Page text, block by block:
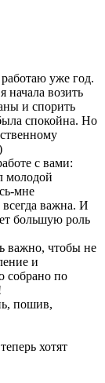
уже год.
начала возить
и спорить
спокойна. Но
с вами:
молодой
мне
всегда важна. И
большую роль
важно, чтобы не
и
собрано по
пошив,
хотят